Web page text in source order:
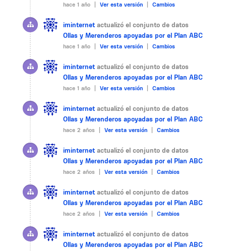
hace 1 año | Ver esta versión Cambios
iminternet actualizó el conjunto de datos
Ollas y Merenderos apoyadas por el Plan ABC
hace 1 año | Ver esta versión Cambios
iminternet actualizó el conjunto de datos
Ollas y Merenderos apoyadas por el Plan ABC
hace 1 año | Ver esta versión Cambios
iminternet actualizó el conjunto de datos
Ollas y Merenderos apoyadas por el Plan ABC
hace 2 años | Ver esta versión Cambios
iminternet actualizó el conjunto de datos
Ollas y Merenderos apoyadas por el Plan ABC
hace 2 años | Ver esta versión Cambios
iminternet actualizó el conjunto de datos
Ollas y Merenderos apoyadas por el Plan ABC
hace 2 años | Ver esta versión Cambios
iminternet actualizó el conjunto de datos
Ollas y Merenderos apoyadas por el Plan ABC